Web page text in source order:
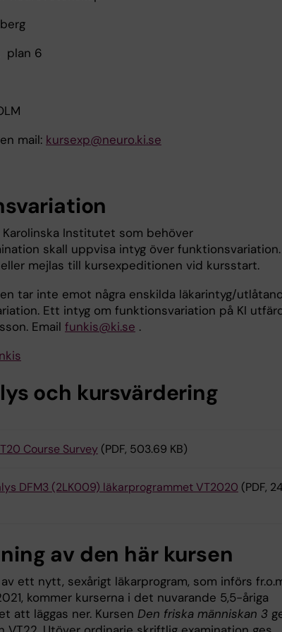
plan 6
mail: kursexp@neuro.ki.se
Institutet som behöver
skall uppvisa intyg över funktionsvariation.
mejlas till kursexpeditionen vid kursstart.
tar inte emot några enskilda läkarintyg/
Ett intyg om funktionsvariation på KI
Email funkis@ki.se .
och kursvärdering
Course Survey (PDF, 503.69 KB)
DFM3 (2LK009) läkarprogrammet VT2020 (PDF,
av den här kursen
ett nytt, sexårigt läkarprogram, som införs
kommer kurserna i det nuvarande 5,5-åriga
att läggas ner. Kursen Den friska människan 3